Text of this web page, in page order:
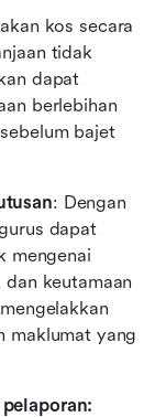
kos secara
tidak
dapat
berlebihan
bajet
: Dengan
dapat
mengenai
dan keutamaan
maklumat yang